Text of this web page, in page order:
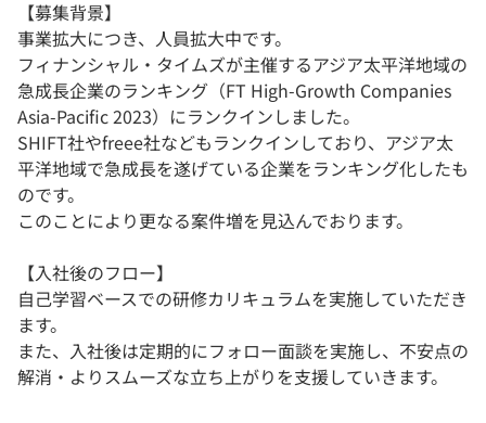
【募集背景】
事業拡大につき、人員拡大中です。
フィナンシャル・タイムズが主催するアジア太平洋地域の
急成長企業のランキング（FT High-Growth Companies
Asia-Pacific 2023）にランクインしました。
SHIFT社やfreee社などもランクインしており、アジア太
平洋地域で急成長を遂げている企業をランキング化したも
のです。
このことにより更なる案件増を見込んでおります。
【入社後のフロー】
自己学習ベースでの研修カリキュラムを実施していただき
ます。
また、入社後は定期的にフォロー面談を実施し、不安点の
解消・よりスムーズな立ち上がりを支援していきます。